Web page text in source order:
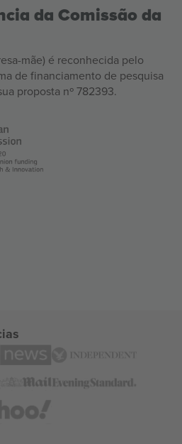
da Comissão da
mãe) é reconhecida pelo
de financiamento de pesquisa
proposta nº 782393.